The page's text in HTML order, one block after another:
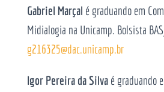
Gabriel Marçal é graduando em
Midialogia na Unicamp. Bolsista
g216325@dac.unicamp.br
Igor Pereira da Silvaé graduando